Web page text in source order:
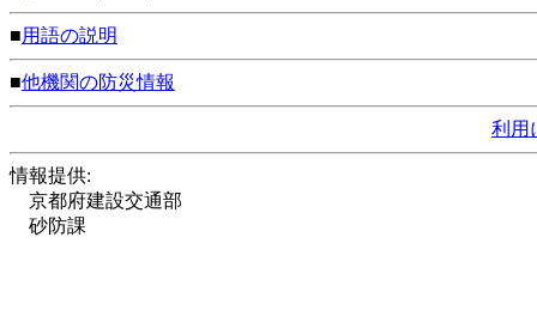
■用語の説明
■他機関の防災情報
利用
情報提供:
京都府建設交通部
砂防課